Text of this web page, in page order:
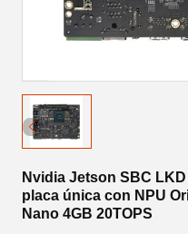
Nvidia Jetson SBC
placa única con NPU
Nano 4GB 20TOPS